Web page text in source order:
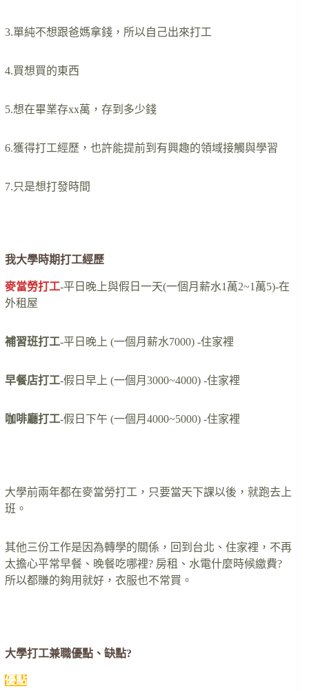
3.單純不想跟爸媽拿錢，所以自己出來打工
4.買想買的東西
5.想在畢業存xx萬，存到多少錢
6.獲得打工經歷，也許能提前到有興趣的領域接觸與學習
7.只是想打發時間
我大學時期打工經歷
麥當勞打工-平日晚上與假日一天(一個月薪水1萬2~1萬5)-在
外租屋
補習班打工-平日晚上 (一個月薪水7000) -住家裡
早餐店打工-假日早上 (一個月3000~4000) -住家裡
咖啡廳打工-假日下午 (一個月4000~5000) -住家裡
大學前兩年都在麥當勞打工，只要當天下課以後，就跑去上
班。
其他三份工作是因為轉學的關係，回到台北、住家裡，不再
太擔心平常早餐、晚餐吃哪裡? 房租、水電什麼時候繳費?
所以都賺的夠用就好，衣服也不常買。
大學打工兼職優點、缺點?
優點